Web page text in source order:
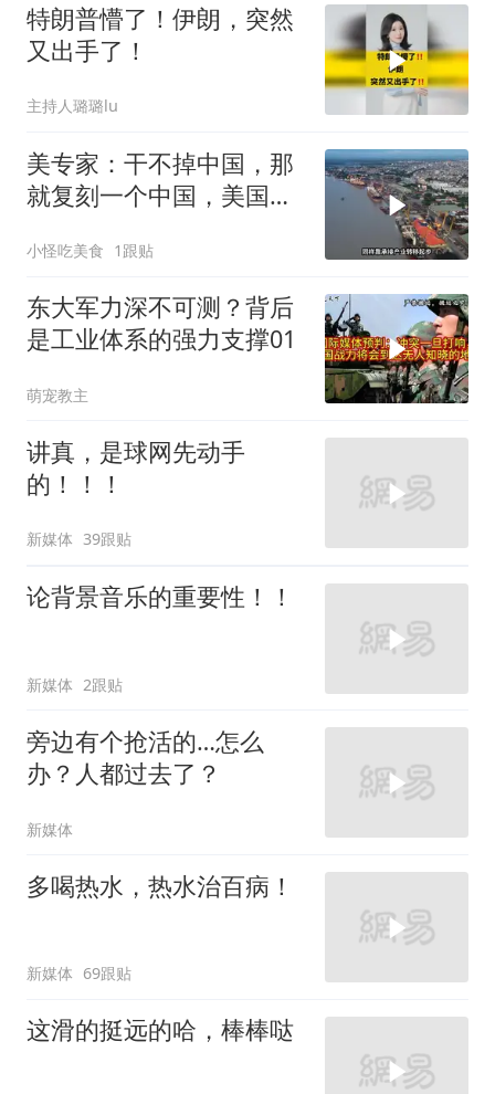
特朗普懵了！伊朗，突然
又出手了！
主持人璐璐lu
美专家：干不掉中国，那
就复刻一个中国，美国看
小怪吃美食 1跟贴
东大军力深不可测？背后
是工业体系的强力支撑01
萌宠教主
讲真，是球网先动手
的！！！
新媒体 39跟贴
论背景音乐的重要性！！
新媒体 2跟贴
旁边有个抢活的…怎么
办？人都过去了？
新媒体
多喝热水，热水治百病！
新媒体 69跟贴
这滑的挺远的哈，棒棒哒